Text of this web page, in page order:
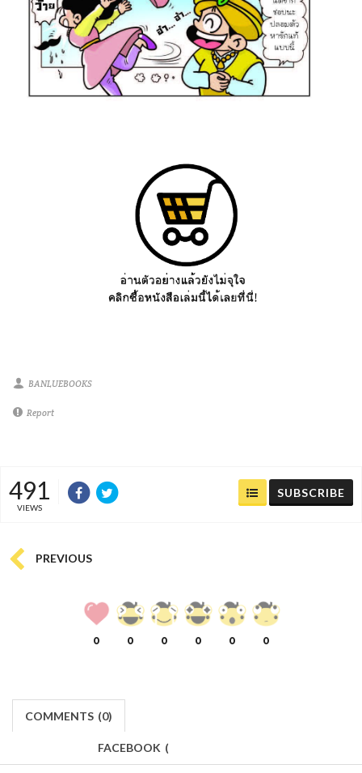
BANLUEBOOKS
Report
491
VIEWS
SUBSCRIBE
PREVIOUS
0 0 0 0 0 0
COMMENTS (0)
FACEBOOK (